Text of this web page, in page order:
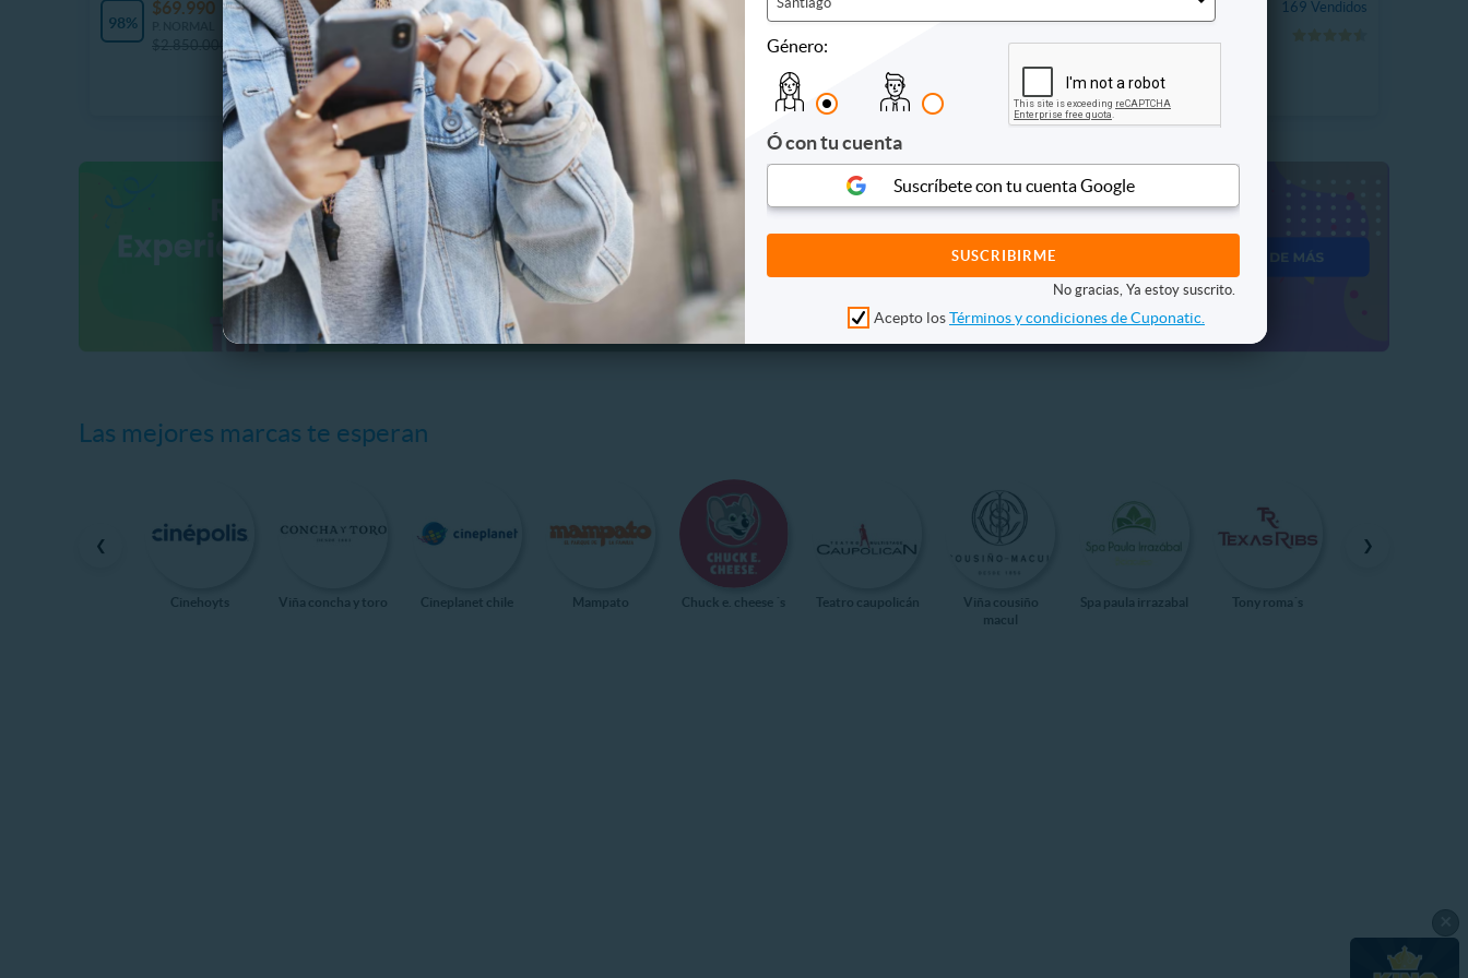
98% Últimas unidades
$69.990
$2.850.000
41% Últimas unidades
$12.990
P. NORMAL
$21.990
21%
$25.990
P. NORMAL
$32.839
169 Vendidos
Las mejores marcas te esperan
❮
Cinehoyts Viña concha y toro Cineplanet chile Mampato Chuck e. cheese ´s Teatro caupolicán
Viña cousiño
macul
Spa paula irrazabal Tony roma´s
❯
Género:
Ó con tu cuenta
Suscríbete con tu cuenta Google
No gracias, Ya estoy suscrito.
Acepto losTérminos y condiciones de Cuponatic.